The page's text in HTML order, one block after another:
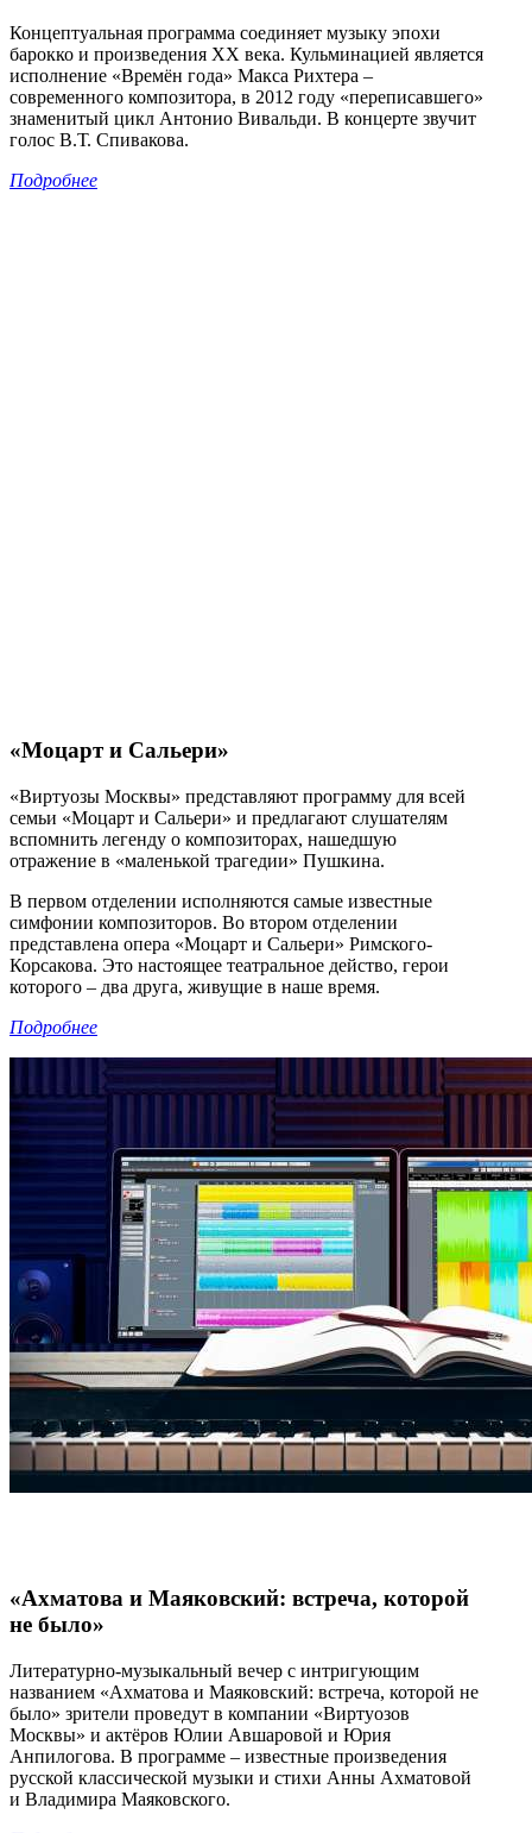
Концептуальная программа соединяет музыку эпохи
барокко и произведения XX века. Кульминацией является
исполнение «Времён года» Макса Рихтера –
современного композитора, в 2012 году «переписавшего»
знаменитый цикл Антонио Вивальди. В концерте звучит
голос В.Т. Спивакова.
Подробнее
«Моцарт и Сальери»
«Виртуозы Москвы» представляют программу для всей
семьи «Моцарт и Сальери» и предлагают слушателям
вспомнить легенду о композиторах, нашедшую
отражение в «маленькой трагедии» Пушкина.
В первом отделении исполняются самые известные
симфонии композиторов. Во втором отделении
представлена опера «Моцарт и Сальери» Римского-
Корсакова. Это настоящее театральное действо, герои
которого – два друга, живущие в наше время.
Подробнее
«Ахматова и Маяковский: встреча, которой
не было»
Литературно-музыкальный вечер с интригующим
названием «Ахматова и Маяковский: встреча, которой не
было» зрители проведут в компании «Виртуозов
Москвы» и актёров Юлии Авшаровой и Юрия
Анпилогова. В программе – известные произведения
русской классической музыки и стихи Анны Ахматовой
и Владимира Маяковского.